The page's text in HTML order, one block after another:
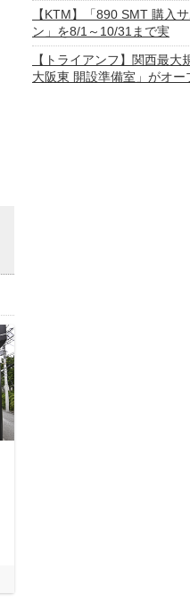
【KTM】「890 SMT 購入
ン」を8/1～10/31まで実
【トライアンフ】関西最大
大阪東 開設準備室」がオー